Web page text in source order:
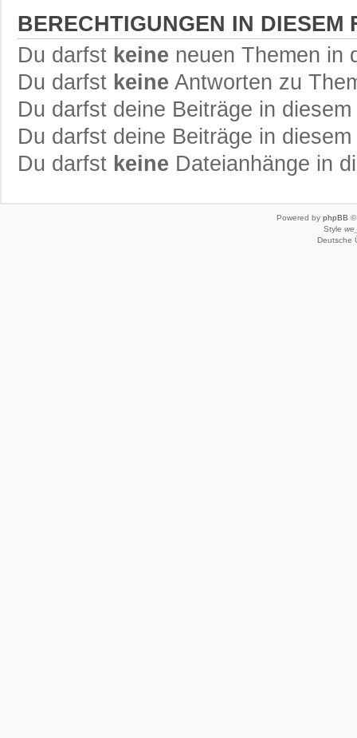
BERECHTIGUNGEN IN DIESEM
Du darfst keine neuen Themen in
Du darfst keine Antworten zu
Du darfst deine Beiträge in
Du darfst deine Beiträge in
Du darfst keine Dateianhänge in
Powered by phpBB ©
Style
Deutsche